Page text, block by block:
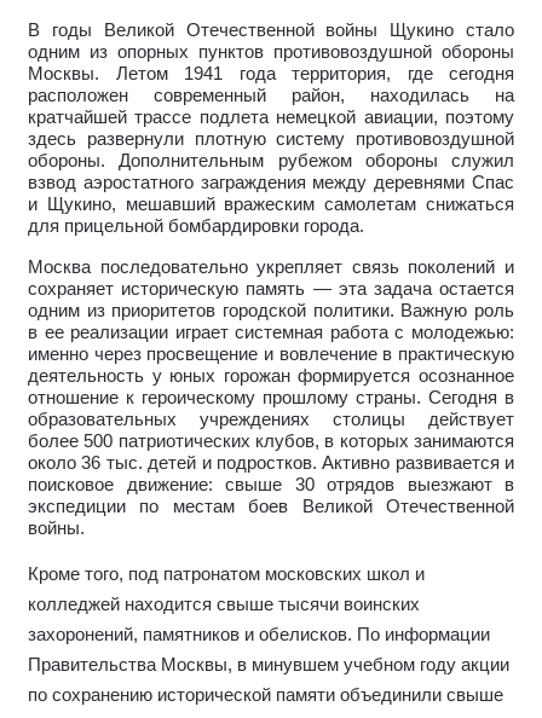
В годы Великой Отечественной войны Щукино стало
одним из опорных пунктов противовоздушной обороны
Москвы. Летом 1941 года территория, где сегодня
расположен современный район, находилась на
кратчайшей трассе подлета немецкой авиации, поэтому
здесь развернули плотную систему противовоздушной
обороны. Дополнительным рубежом обороны служил
взвод аэростатного заграждения между деревнями Спас
и Щукино, мешавший вражеским самолетам снижаться
для прицельной бомбардировки города.
Москва последовательно укрепляет связь поколений и
сохраняет историческую память — эта задача остается
одним из приоритетов городской политики. Важную роль
в ее реализации играет системная работа с молодежью:
именно через просвещение и вовлечение в практическую
деятельность у юных горожан формируется осознанное
отношение к героическому прошлому страны. Сегодня в
образовательных учреждениях столицы действует
более 500 патриотических клубов, в которых занимаются
около 36 тыс. детей и подростков. Активно развивается и
поисковое движение: свыше 30 отрядов выезжают в
экспедиции по местам боев Великой Отечественной
войны.
Кроме того, под патронатом московских школ и
колледжей находится свыше тысячи воинских
захоронений, памятников и обелисков. По информации
Правительства Москвы, в минувшем учебном году акции
по сохранению исторической памяти объединили свыше